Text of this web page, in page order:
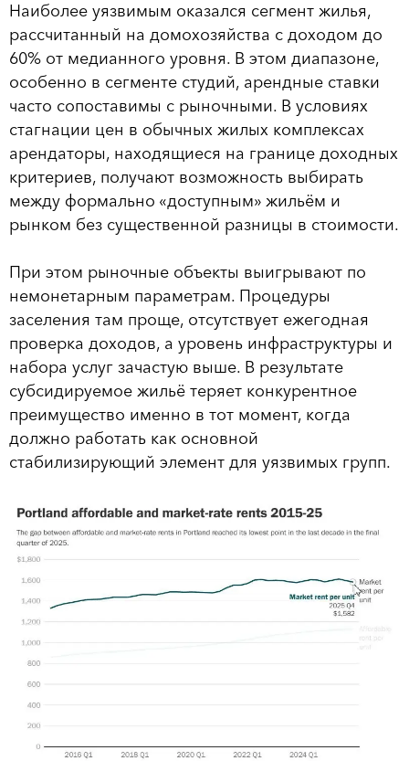
Наиболее уязвимым оказался сегмент жилья,
рассчитанный на домохозяйства с доходом до
60% от медианного уровня. В этом диапазоне,
особенно в сегменте студий, арендные ставки
часто сопоставимы с рыночными. В условиях
стагнации цен в обычных жилых комплексах
арендаторы, находящиеся на границе доходных
критериев, получают возможность выбирать
между формально «доступным» жильём и
рынком без существенной разницы в стоимости.
При этом рыночные объекты выигрывают по
немонетарным параметрам. Процедуры
заселения там проще, отсутствует ежегодная
проверка доходов, а уровень инфраструктуры и
набора услуг зачастую выше. В результате
субсидируемое жильё теряет конкурентное
преимущество именно в тот момент, когда
должно работать как основной
стабилизирующий элемент для уязвимых групп.